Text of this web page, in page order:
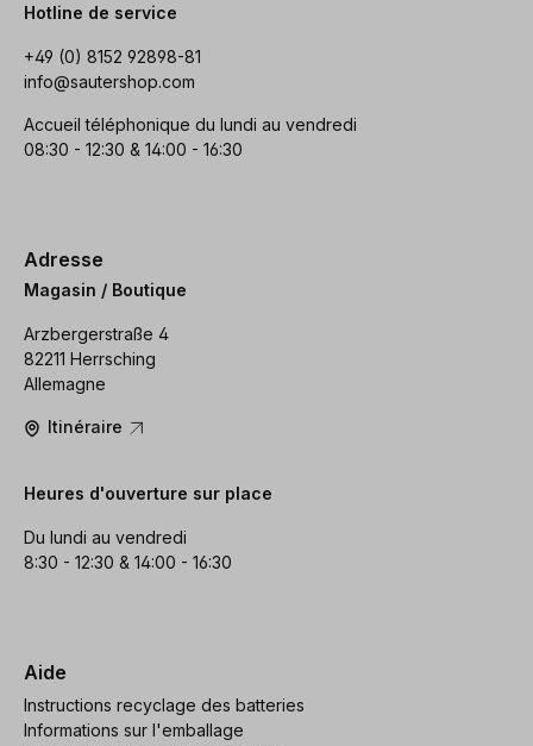
Hotline de service
+49 (0) 8152 92898-81
info@sautershop.com
Accueil téléphonique du lundi au vendredi
08:30 - 12:30 & 14:00 - 16:30
Adresse
Magasin / Boutique
Arzbergerstraße 4
82211 Herrsching
Allemagne
Itinéraire
Heures d'ouverture sur place
Du lundi au vendredi
8:30 - 12:30 & 14:00 - 16:30
Aide
Instructions recyclage des batteries
Informations sur l'emballage